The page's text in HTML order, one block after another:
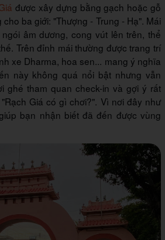
được xây dựng bằng gạch hoặc gỗ
ba giới: "Thượng - Trung - Hạ". Mái
âm dương, cong vút lên trên, thể
Trên đỉnh mái thường được trang trí
xe Dharma, hoa sen... mang ý nghĩa
này không quá nổi bật nhưng vẫn
ghé tham quan check-in và gợi ý rất
Giá có gì chơi?". Vì nơi đây như
bạn nhận biết đã đến được vùng